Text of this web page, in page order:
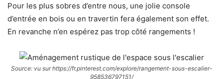
Pour les plus sobres d’entre nous, une jolie console
d’entrée en bois ou en travertin fera également son effet.
En revanche n’en espérez pas trop côté rangements !
Source: vu sur https://fr.pinterest.com/explore/rangement-sous-escalier-
958536797151/